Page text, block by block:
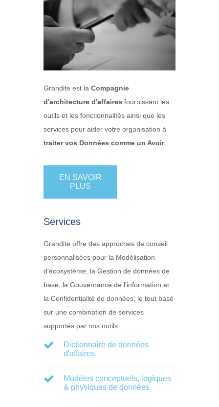
Grandite est la Compagnie
d'architecture d'affaires fournissant les
outils et les fonctionnalités ainsi que les
services pour aider votre organisation à
traiter vos Données comme un Avoir.
EN SAVOIR
PLUS
Services
Grandite offre des approches de conseil
personnalisées pour la Modélisation
d'écosystème, la Gestion de données de
base, la Gouvernance de l'information et
la Confidentialité de données, le tout basé
sur une combination de services
supportés par nos outils:
Dictionnaire de données
d'affaires
Modèles conceptuels, logiques
& physiques de données